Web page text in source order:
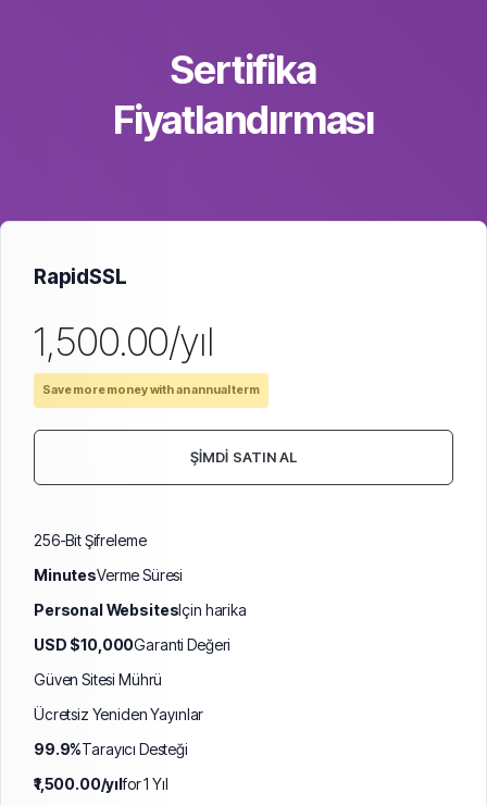
Sertifika
Fiyatlandırması
RapidSSL
₹1,500.00/yıl
Save more money with an annual term
ŞIMDI SATIN AL
256-Bit Şifreleme
MinutesVerme Süresi
Personal WebsitesIçin harika
USD $10,000Garanti Değeri
Güven Sitesi Mührü
Ücretsiz Yeniden Yayınlar
99.9%Tarayıcı Desteği
₹1,500.00/yılfor 1 Yıl